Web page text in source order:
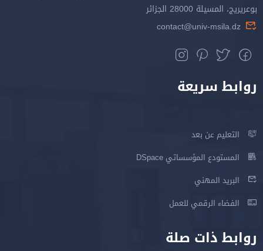
بوعريريج، المسيلة 28000 الجزائر
contact@univ-msila.dz
روابط سريعة
التعليم عن بعد
المستودع المؤسساتي DSpace
البريد المهني
الفضاء الرقمي للعمل
روابط ذات صلة